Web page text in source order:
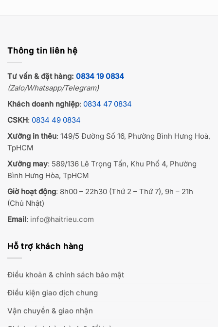
Thông tin liên hệ
Tư vấn & đặt hàng: 0834 19 0834
(Zalo/Whatsapp/Telegram)
Khách doanh nghiệp: 0834 47 0834
CSKH: 0834 49 0834
Xưởng in thêu: 149/5 Đường Số 16, Phường Bình Hưng Hoà,
TpHCM
Xưởng may: 589/136 Lê Trọng Tấn, Khu Phố 4, Phường
Bình Hưng Hòa, TpHCM
Giờ hoạt động: 8h00 – 22h30 (Thứ 2 – Thứ 7), 9h – 21h
(Chủ Nhật)
Email: info@haitrieu.com
Hỗ trợ khách hàng
Điều khoản & chính sách bảo mật
Điều kiện giao dịch chung
Vận chuyển & giao nhận